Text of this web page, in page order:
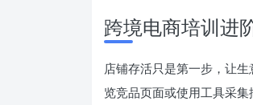
跨境电商培训进
店铺存活只是第一步，让
览竞品页面或使用工具采